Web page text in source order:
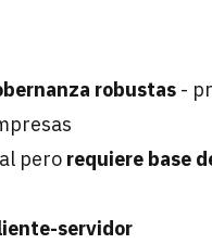
robustas -
pero requiere base
servidor